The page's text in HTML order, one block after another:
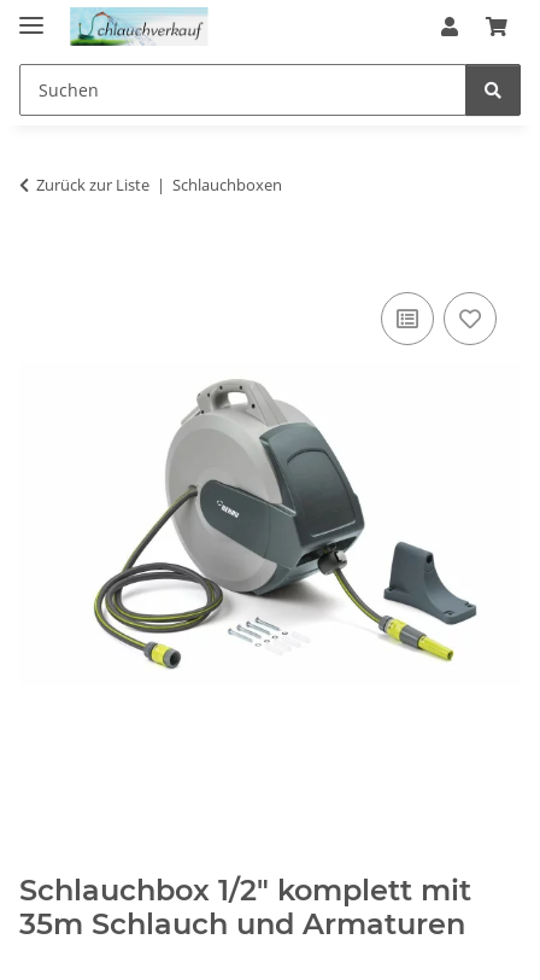
Zurück zur Liste Schlauchboxen
Schlauchbox 1/2" komplett mit
35m Schlauch und Armaturen